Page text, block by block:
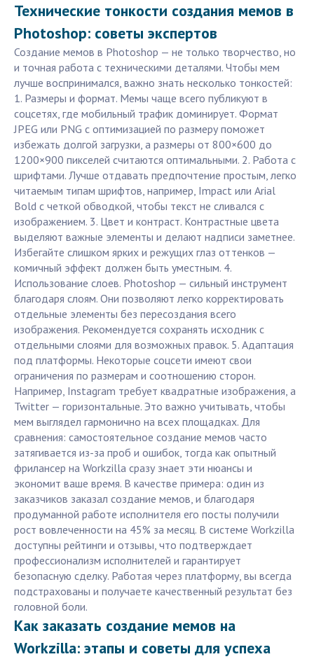
Технические тонкости создания мемов в
Photoshop: советы экспертов
Создание мемов в Photoshop — не только творчество, но
и точная работа с техническими деталями. Чтобы мем
лучше воспринимался, важно знать несколько тонкостей:
1. Размеры и формат. Мемы чаще всего публикуют в
соцсетях, где мобильный трафик доминирует. Формат
JPEG или PNG с оптимизацией по размеру поможет
избежать долгой загрузки, а размеры от 800×600 до
1200×900 пикселей считаются оптимальными. 2. Работа с
шрифтами. Лучше отдавать предпочтение простым, легко
читаемым типам шрифтов, например, Impact или Arial
Bold с четкой обводкой, чтобы текст не сливался с
изображением. 3. Цвет и контраст. Контрастные цвета
выделяют важные элементы и делают надписи заметнее.
Избегайте слишком ярких и режущих глаз оттенков —
комичный эффект должен быть уместным. 4.
Использование слоев. Photoshop — сильный инструмент
благодаря слоям. Они позволяют легко корректировать
отдельные элементы без пересоздания всего
изображения. Рекомендуется сохранять исходник с
отдельными слоями для возможных правок. 5. Адаптация
под платформы. Некоторые соцсети имеют свои
ограничения по размерам и соотношению сторон.
Например, Instagram требует квадратные изображения, а
Twitter — горизонтальные. Это важно учитывать, чтобы
мем выглядел гармонично на всех площадках. Для
сравнения: самостоятельное создание мемов часто
затягивается из-за проб и ошибок, тогда как опытный
фрилансер на Workzilla сразу знает эти нюансы и
экономит ваше время. В качестве примера: один из
заказчиков заказал создание мемов, и благодаря
продуманной работе исполнителя его посты получили
рост вовлеченности на 45% за месяц. В системе Workzilla
доступны рейтинги и отзывы, что подтверждает
профессионализм исполнителей и гарантирует
безопасную сделку. Работая через платформу, вы всегда
подстрахованы и получаете качественный результат без
головной боли.
Как заказать создание мемов на
Workzilla: этапы и советы для успеха